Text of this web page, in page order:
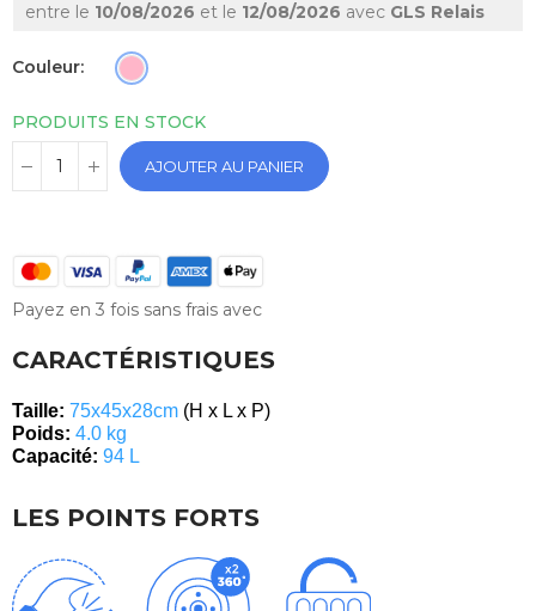
entre le 10/08/2026 et le 12/08/2026 avec GLS Relais
Couleur
PRODUITS EN STOCK
AJOUTER AU PANIER
Payez en 3 fois sans frais avec
CARACTÉRISTIQUES
Taille: 75x45x28cm (H x L x P)
Poids: 4.0 kg
Capacité: 94 L
LES POINTS FORTS